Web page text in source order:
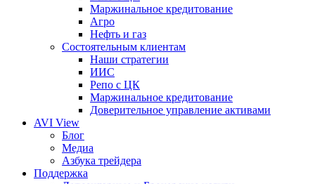
Маржинальное кредитование
Агро
Нефть и газ
Состоятельным клиентам
Наши стратегии
ИИС
Репо с ЦК
Маржинальное кредитование
Доверительное управление активами
AVI View
Блог
Медиа
Азбука трейдера
Поддержка